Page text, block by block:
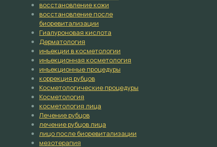
восстановление кожи
восстановление после
биоревитализации
Гиалуроновая кислота
Дерматология
инъекции в косметологии
инъекционная косметология
инъекционные процедуры
коррекция рубцов
Косметологические процедуры
Косметология
косметология лица
Лечение рубцов
лечение рубцов лица
лицо после биоревитализации
мезотерапия